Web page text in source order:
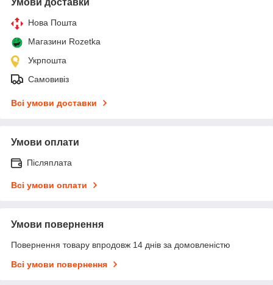
Нова Пошта
Магазини Rozetka
Укрпошта
Самовивіз
Всі умови доставки
Умови оплати
Післяплата
Всі умови оплати
Умови повернення
Повернення товару впродовж 14 днів за домовленістю
Всі умови повернення